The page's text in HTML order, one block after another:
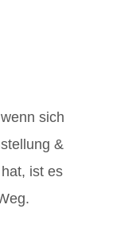
sich
&
ist es